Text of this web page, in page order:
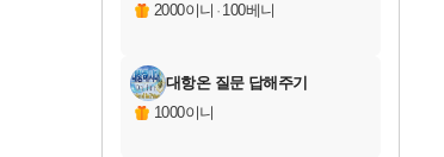
2000이니 · 100베니
대항온 질문 답해주기
1000이니